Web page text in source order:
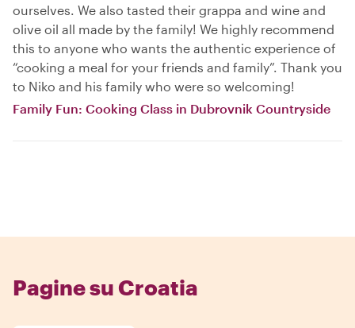
ourselves. We also tasted their grappa and wine and
olive oil all made by the family! We highly recommend
this to anyone who wants the authentic experience of
“cooking a meal for your friends and family”. Thank you
to Niko and his family who were so welcoming!
Family Fun: Cooking Class in Dubrovnik Countryside
Pagine su Croatia